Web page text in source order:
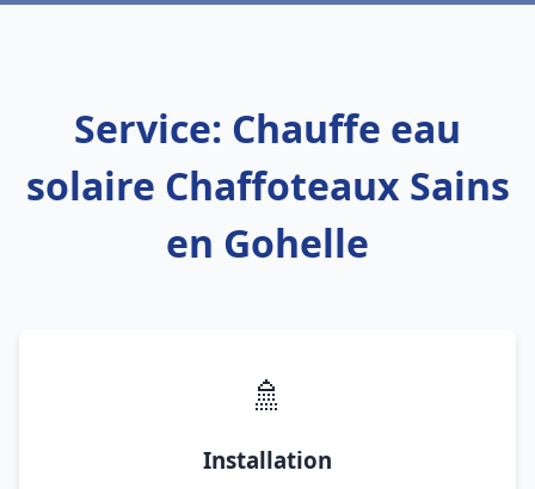
Service: Chauffe eau
solaire Chaffoteaux Sains
en Gohelle
🚿
Installation